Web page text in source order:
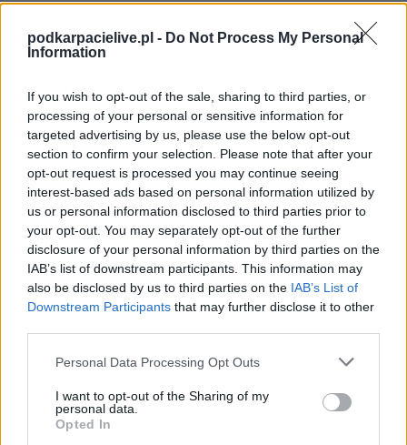
podkarpacielive.pl - Do Not Process My Personal
Information
If you wish to opt-out of the sale, sharing to third parties, or
processing of your personal or sensitive information for
targeted advertising by us, please use the below opt-out
section to confirm your selection. Please note that after your
opt-out request is processed you may continue seeing
interest-based ads based on personal information utilized by
us or personal information disclosed to third parties prior to
your opt-out. You may separately opt-out of the further
disclosure of your personal information by third parties on the
IAB’s list of downstream participants. This information may
also be disclosed by us to third parties on the IAB’s List of
Downstream Participants that may further disclose it to other
Please note that this website/app uses one or more Google
not limited to your visit or usage behaviour. You may click to
grant or deny consent to Google and its third-party tags to
use your data for below specified purposes in below Google
Personal Data Processing Opt Outs
I want to opt-out of the Sharing of my
personal data.
Opted In
rozegrane zostanie w ramach Rzeszów > Klasa B, gr. I (3. kolejki - Rzeszów
> Klasa B, gr. I).
bramek, kartki, składy, statystyki i informacje o przebiegu
spotkania. To kompletne źródło danych dla kibiców i pasjonatów
lokalnej piłki nożnej. Jeżeli aktualnie nie widzisz tutaj danych z pewnością
pracujemy nad tym żeby je uzupełnić.
Wynik meczu KS Biała Rzeszów vs Rudzik Rudna Mała
Po zakończeniu spotkania automatycznie publikujemyoficjalny wynik
spotkania, a także dane meczowe, jeśli są dostępne.
Pełny harmonogram rozgrywek dostępny jest tutaj:Rzeszów > Klasa B,
gr. I - terminarz.
Informacje o składach i strzelcach
W miarę dostępności danych, publikujemyskłady wyjściowe,
aktualizujemy zależnie od poziomu ligi i dostępnych źródeł.
Śledź mecze swojej drużyny
Jeśli jesteś kibicem klubu KS Biała Rzeszów lub Rudzik Rudna Mała -
zaglądaj tutaj częściej. Nasz serwis regularnie dostarcza informacje o
terminach meczów, wynikach, transferach i newsach klubowych